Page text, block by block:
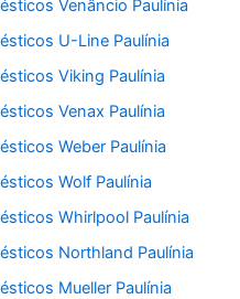
Venâncio Paulínia
U-Line Paulínia
Viking Paulínia
Venax Paulínia
Weber Paulínia
Wolf Paulínia
Whirlpool Paulínia
Northland Paulínia
Mueller Paulínia